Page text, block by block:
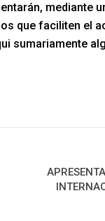
mediante
que faciliten el
sumariamente